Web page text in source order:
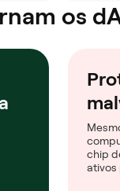
os
chip
ativos